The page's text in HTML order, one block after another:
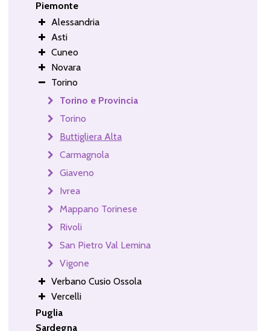
Piemonte
Alessandria
Asti
Cuneo
Novara
Torino
Torino e Provincia
Torino
Buttigliera Alta
Carmagnola
Giaveno
Ivrea
Mappano Torinese
Rivoli
San Pietro Val Lemina
Vigone
Verbano Cusio Ossola
Vercelli
Puglia
Sardegna